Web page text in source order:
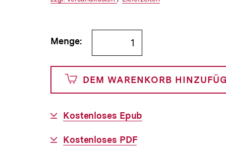
€
und
0
Cents
Versandkosten
Bestellmenge
angeben
Menge:
DEM WARENKORB
Download-
Kostenloses Epub
Download-
Kostenloses PDF